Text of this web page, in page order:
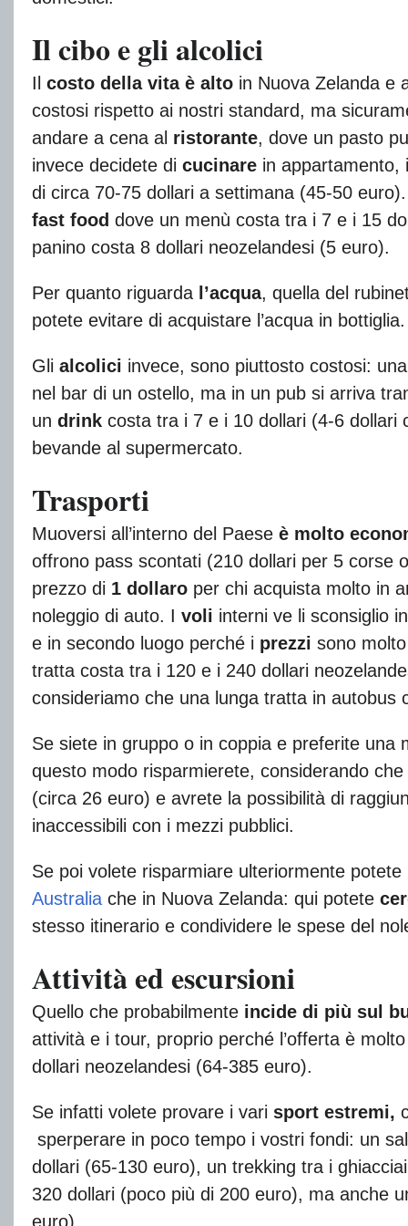
Il cibo e gli alcolici
Il costo della vita è alto in Nuova Zelanda e
costosi rispetto ai nostri standard, ma
andare a cena al ristorante, dove un pasto
invece decidete di cucinare in appartamento,
di circa 70-75 dollari a settimana (45-50
fast food dove un menù costa tra i 7 e i 15
panino costa 8 dollari neozelandesi (5 euro).
Per quanto riguarda l’acqua, quella del
potete evitare di acquistare l’acqua in bottiglia.
Gli alcolici invece, sono piuttosto costosi: una
nel bar di un ostello, ma in un pub si arriva
un drink costa tra i 7 e i 10 dollari (4-6 dollari
bevande al supermercato.
Trasporti
Muoversi all’interno del Paese è molto
offrono pass scontati (210 dollari per 5 corse
prezzo di 1 dollaro per chi acquista molto in
noleggio di auto. I voli interni ve li sconsiglio
e in secondo luogo perché i prezzi sono molto
tratta costa tra i 120 e i 240 dollari
consideriamo che una lunga tratta in autobus
Se siete in gruppo o in coppia e preferite una
questo modo risparmierete, considerando
(circa 26 euro) e avrete la possibilità di
inaccessibili con i mezzi pubblici.
Se poi volete risparmiare ulteriormente
Australia che in Nuova Zelanda: qui potete
stesso itinerario e condividere le spese del
Attività ed escursioni
Quello che probabilmente incide di più sul
attività e i tour, proprio perché l’offerta è
dollari neozelandesi (64-385 euro).
Se infatti volete provare i vari sport estremi,
sperperare in poco tempo i vostri fondi: un
dollari (65-130 euro), un trekking tra i
320 dollari (poco più di 200 euro), ma anche
euro).